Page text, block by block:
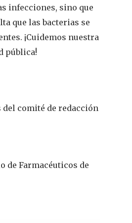
infecciones, sino que
que las bacterias se
¡Cuidemos nuestra
pública!
del comité de redacción
de Farmacéuticos de
Cuídate
Infantil
Dermofarmacia
Salud